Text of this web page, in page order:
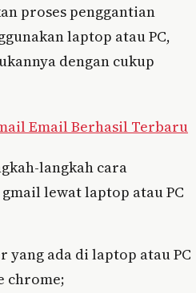
proses penggantian
laptop atau PC,
dengan cukup
Email Berhasil Terbaru
langkah cara
lewat laptop atau PC
yang ada di laptop atau PC
chrome;